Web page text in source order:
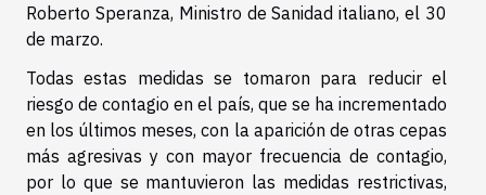
Roberto Speranza, Ministro de Sanidad italiano, el 30
de marzo.
Todas estas medidas se tomaron para reducir el
riesgo de contagio en el país, que se ha incrementado
en los últimos meses, con la aparición de otras cepas
más agresivas y con mayor frecuencia de contagio,
por lo que se mantuvieron las medidas restrictivas,